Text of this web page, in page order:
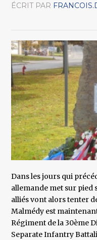
ÉCRIT PAR
Dans les jours qui
allemande met sur pied
alliés vont alors tenter
Malmédy est
Régiment de la 30ème
Separate Infantry